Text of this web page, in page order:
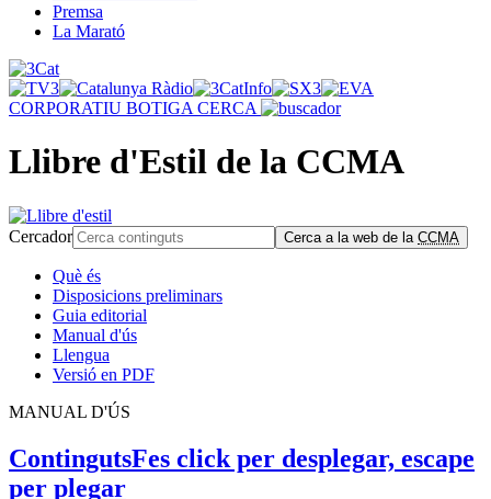
Premsa
La Marató
CORPORATIU BOTIGA CERCA
Llibre d'Estil de la CCMA
Cercador Cerca a la web de la CCMA
Què és
Disposicions preliminars
Guia editorial
Manual d'ús
Llengua
Versió en PDF
MANUAL D'ÚS
ContingutsFes click per desplegar, escape
per plegar